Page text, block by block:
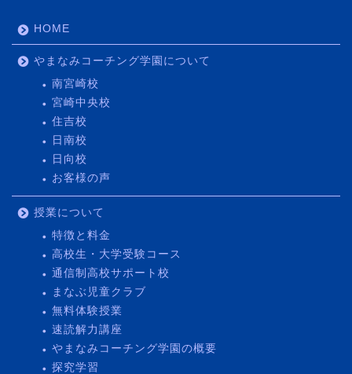
HOME
やまなみコーチング学園について
南宮崎校
宮崎中央校
住吉校
日南校
日向校
お客様の声
授業について
特徴と料金
高校生・大学受験コース
通信制高校サポート校
まなぶ児童クラブ
無料体験授業
速読解力講座
やまなみコーチング学園の概要
探究学習